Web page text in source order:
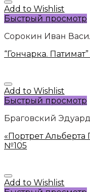
Add to Wishlist
Быстрый просмотр
Сорокин Иван
“Гончарка.
Add to Wishlist
Быстрый просмотр
Браговский
«Портрет Альберта
№105
Add to Wishlist